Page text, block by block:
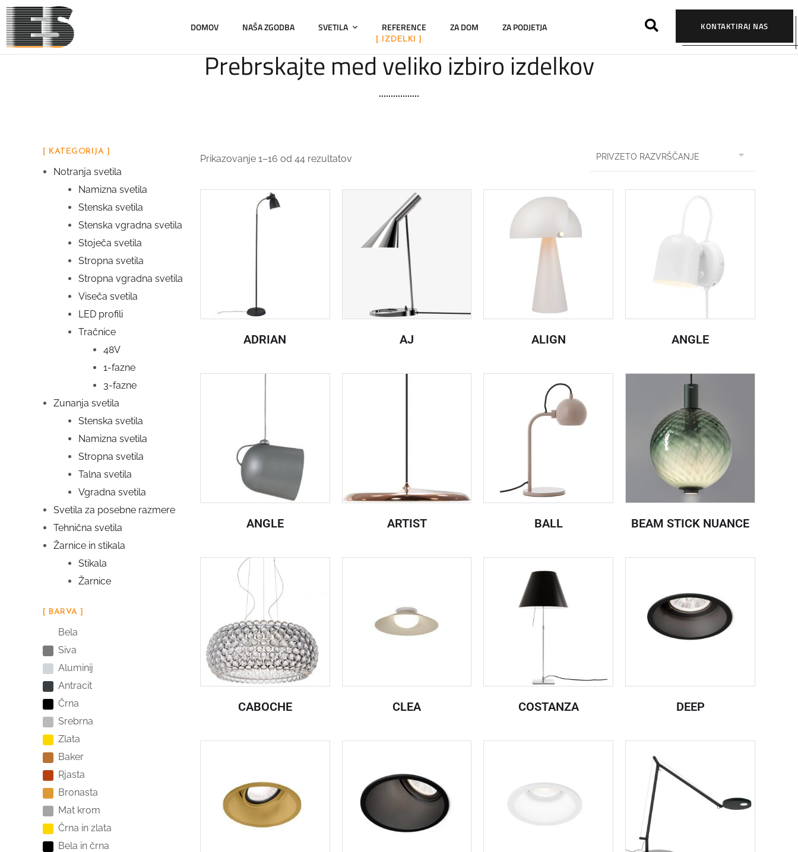
DOMOV NAŠA ZGODBA SVETILA REFERENCE ZA DOM ZA PODJETJA KONTAKTIRAJ NAS
[ IZDELKI ]
Prebrskajte med veliko izbiro izdelkov
[ KATEGORIJA ]
Notranja svetila
Namizna svetila
Stenska svetila
Stenska vgradna svetila
Stoječa svetila
Stropna svetila
Stropna vgradna svetila
Viseča svetila
LED profili
Tračnice
48V
1-fazne
3-fazne
Zunanja svetila
Stenska svetila
Namizna svetila
Stropna svetila
Talna svetila
Vgradna svetila
Svetila za posebne razmere
Tehnična svetila
Žarnice in stikala
Stikala
Žarnice
[ BARVA ]
Bela
Siva
Aluminij
Antracit
Črna
Srebrna
Zlata
Baker
Rjasta
Bronasta
Mat krom
Črna in zlata
Bela in črna
Prikazovanje 1–16 od 44 rezultatov
ADRIAN AJ ALIGN ANGLE
ANGLE ARTIST BALL BEAM STICK NUANCE
CABOCHE CLEA COSTANZA DEEP